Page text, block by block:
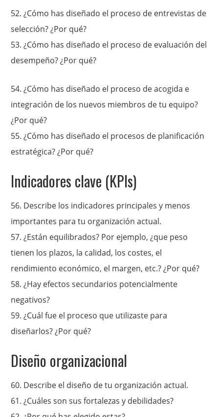
52. ¿Cómo has diseñado el proceso de entrevistas de
selección? ¿Por qué?
53.¿Cómo has diseñado el proceso de evaluación del
desempeño? ¿Por qué?
54.¿Cómo has diseñado el proceso de acogida e
integración de los nuevos miembros de tu equipo?
¿Por qué?
55.¿Cómo has diseñado el procesos de planificación
estratégica? ¿Por qué?
Indicadores clave (KPIs)
56. Describe los indicadores principales y menos
importantes para tu organización actual.
57. ¿Están equilibrados? Por ejemplo, ¿que peso
tienen los plazos, la calidad, los costes, el
rendimiento económico, el margen, etc.? ¿Por qué?
58.¿Hay efectos secundarios potencialmente
negativos?
59.¿Cuál fue el proceso que utilizaste para
diseñarlos? ¿Por qué?
Diseño organizacional
60. Describe el diseño de tu organización actual.
61.¿Cuáles son sus fortalezas y debilidades?